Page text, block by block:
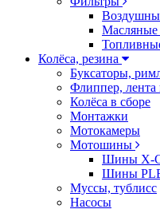
Масляные
Колёса, резина
Буксаторы,
Флиппер, лента
Колёса в сборе
Монтажки
Мотокамеры
Мотошины
Шины X-
Шины
Муссы, тублисс
Насосы